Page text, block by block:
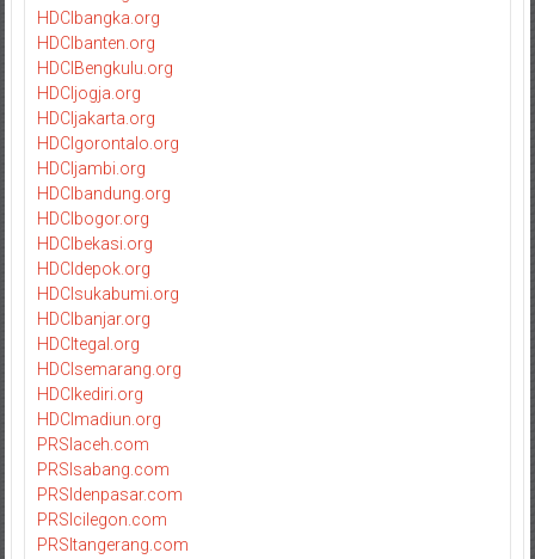
HDCIbangka.org
HDCIbanten.org
HDCIBengkulu.org
HDCIjogja.org
HDCIjakarta.org
HDCIgorontalo.org
HDCIjambi.org
HDCIbandung.org
HDCIbogor.org
HDCIbekasi.org
HDCIdepok.org
HDCIsukabumi.org
HDCIbanjar.org
HDCItegal.org
HDCIsemarang.org
HDCIkediri.org
HDCImadiun.org
PRSIaceh.com
PRSIsabang.com
PRSIdenpasar.com
PRSIcilegon.com
PRSItangerang.com